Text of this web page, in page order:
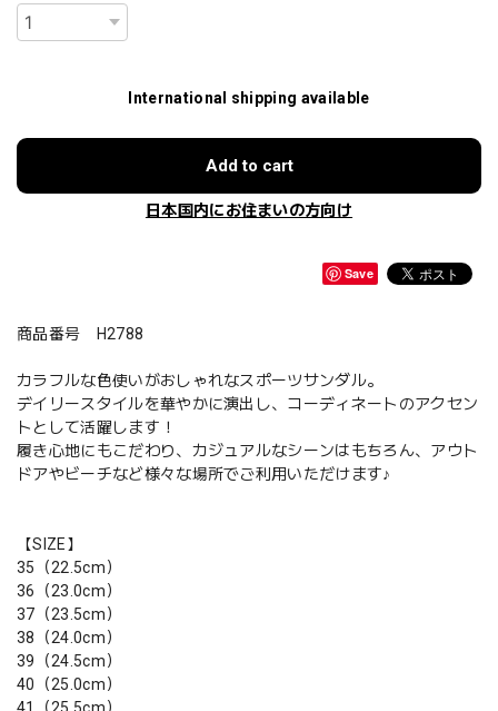
International shipping available
Add to cart
日本国内にお住まいの方向け
Save
商品番号 H2788
カラフルな色使いがおしゃれなスポーツサンダル。
デイリースタイルを華やかに演出し、コーディネートのアクセン
トとして活躍します！
履き心地にもこだわり、カジュアルなシーンはもちろん、アウト
ドアやビーチなど様々な場所でご利用いただけます♪
【SIZE】
35（22.5cm）
36（23.0cm）
37（23.5cm）
38（24.0cm）
39（24.5cm）
40（25.0cm）